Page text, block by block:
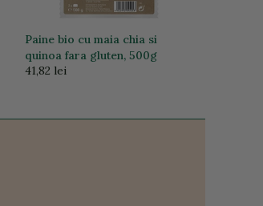
Paine bio cu maia chia si
quinoa fara gluten, 500g
41,82 lei